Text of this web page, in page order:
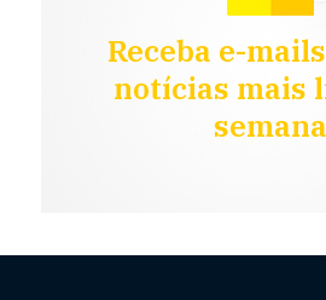
Receba e-
notícias mais
semana